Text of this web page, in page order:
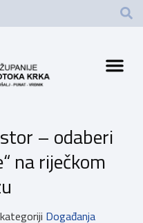
– odaberi
na riječkom
Događanja